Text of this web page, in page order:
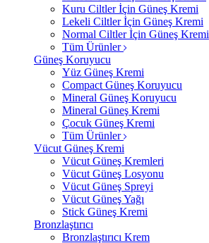
Kuru Ciltler İçin Güneş Kremi
Lekeli Ciltler İçin Güneş Kremi
Normal Ciltler İçin Güneş Kremi
Tüm Ürünler
Güneş Koruyucu
Yüz Güneş Kremi
Compact Güneş Koruyucu
Mineral Güneş Koruyucu
Mineral Güneş Kremi
Çocuk Güneş Kremi
Tüm Ürünler
Vücut Güneş Kremi
Vücut Güneş Kremleri
Vücut Güneş Losyonu
Vücut Güneş Spreyi
Vücut Güneş Yağı
Stick Güneş Kremi
Bronzlaştırıcı
Bronzlaştırıcı Krem